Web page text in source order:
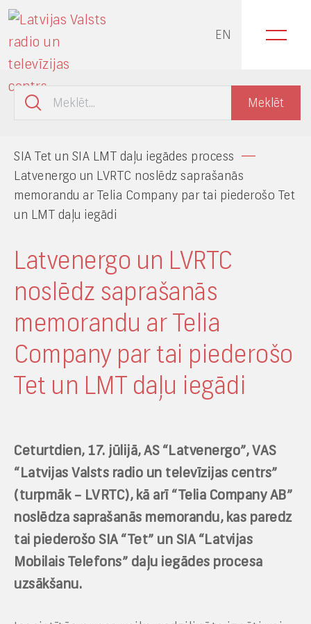
EN
SIA Tet un SIA LMT daļu iegādes process
Latvenergo un LVRTC noslēdz saprašanās
memorandu ar Telia Company par tai piederošo Tet
un LMT daļu iegādi
Latvenergo un LVRTC
noslēdz saprašanās
memorandu ar Telia
Company par tai piederošo
Tet un LMT daļu iegādi
Ceturtdien, 17. jūlijā, AS “Latvenergo”, VAS
“Latvijas Valsts radio un televīzijas centrs”
(turpmāk – LVRTC), kā arī “Telia Company AB”
noslēdza saprašanās memorandu, kas paredz
tai piederošo SIA “Tet” un SIA “Latvijas
Mobilais Telefons” daļu iegādes procesa
uzsākšanu.